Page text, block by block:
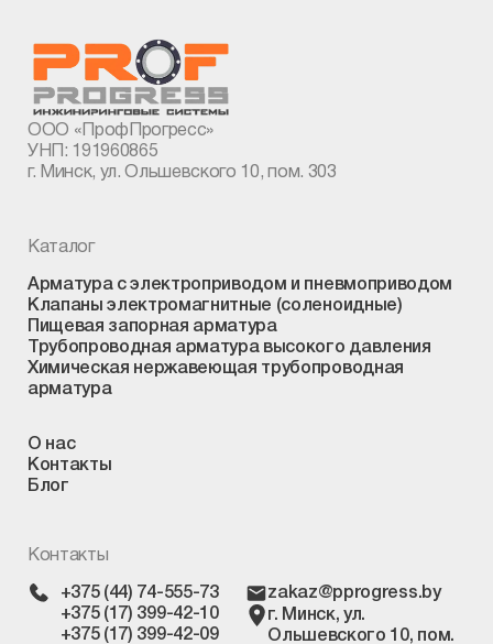
ООО «ПрофПрогресс»
УНП: 191960865
г. Минск, ул. Ольшевского 10, пом. 303
Каталог
Арматура с электроприводом и пневмоприводом
Клапаны электромагнитные (соленоидные)
Пищевая запорная арматура
Трубопроводная арматура высокого давления
Химическая нержавеющая трубопроводная
арматура
О нас
Контакты
Блог
Контакты
+375 (44) 74-555-73
+375 (17) 399-42-10
+375 (17) 399-42-09
zakaz@pprogress.by
г. Минск, ул.
Ольшевского 10, пом.